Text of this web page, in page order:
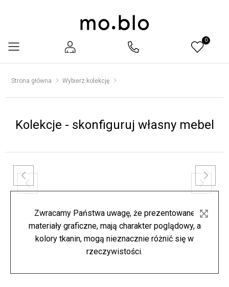
Menu
0
Strona główna Wybierz kolekcję
Kolekcje - skonfiguruj własny mebel
Zwracamy Państwa uwagę, że prezentowane
materiały graficzne, mają charakter poglądowy, a
kolory tkanin, mogą nieznacznie różnić się w
rzeczywistości.